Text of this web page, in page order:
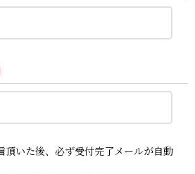
頂いた後、必ず受付完了メールが自動